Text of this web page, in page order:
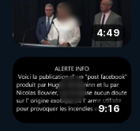
4:49
9:16